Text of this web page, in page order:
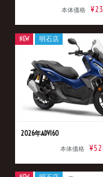
本体価格
2026年ADV160
本体価格
NEW 明石店